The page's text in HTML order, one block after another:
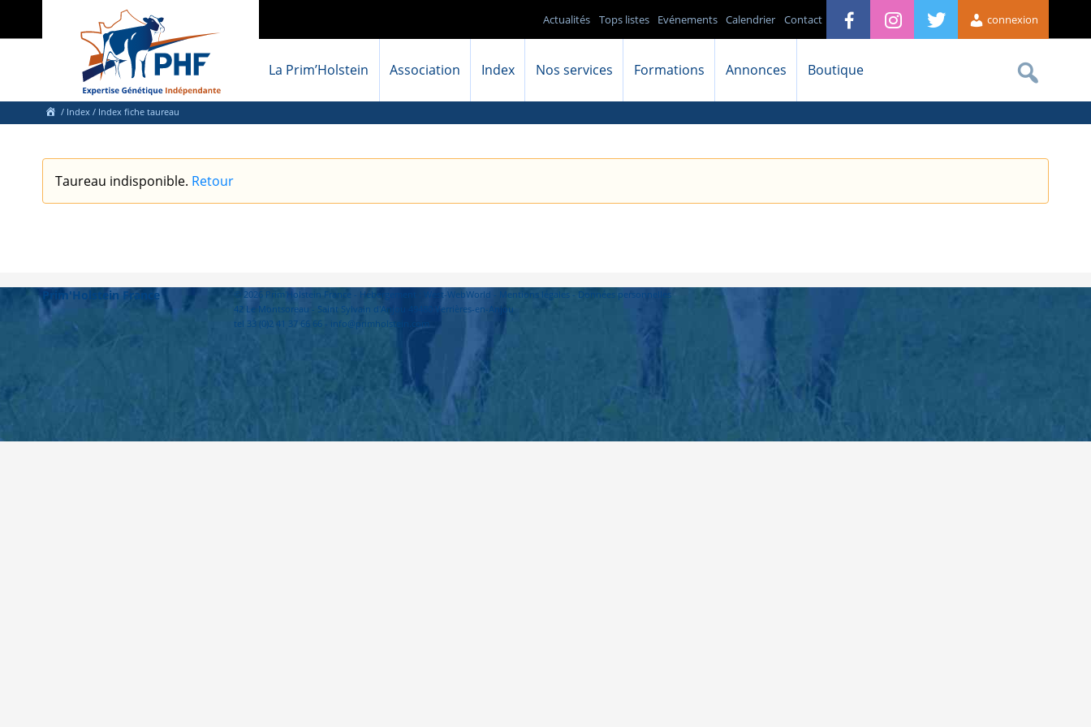
connexion
Contact
Calendrier
Evénements
Tops listes
Actualités
La Prim’Holstein Association Index Nos services Formations Annonces Boutique
/ Index / Index fiche taureau
Taureau indisponible. Retour
Prim'Holstein France © 2026 Prim'Holstein France - Hébergement : West-WebWorld - Mentions légales- Données personnelles
42 Le Montsoreau - Saint Sylvain d'Anjou 49480 Verrières-en-Anjou
tel 33 (0)2 41 37 66 66 - info@primholstein.com